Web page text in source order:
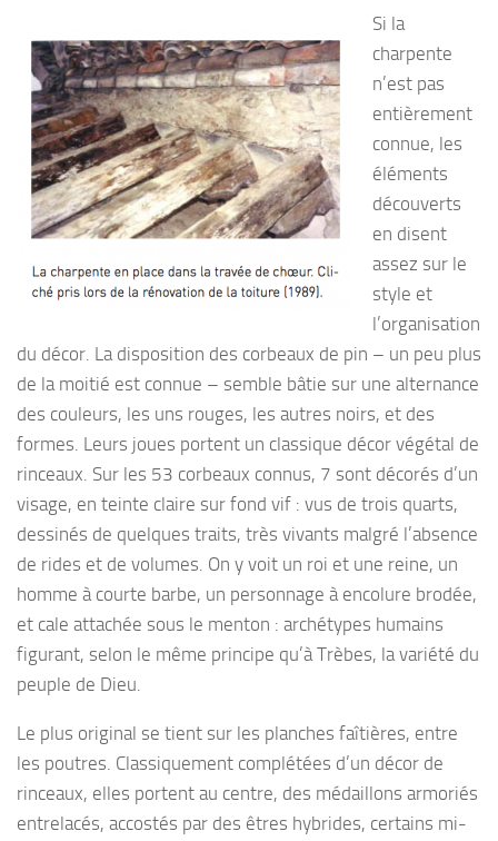
Si la
charpente
n’est pas
entièrement
connue, les
éléments
découverts
en disent
assez sur le
style et
l’organisation
du décor. La disposition des corbeaux de pin – un peu plus
de la moitié est connue – semble bâtie sur une alternance
des couleurs, les uns rouges, les autres noirs, et des
formes. Leurs joues portent un classique décor végétal de
rinceaux. Sur les 53 corbeaux connus, 7 sont décorés d’un
visage, en teinte claire sur fond vif : vus de trois quarts,
dessinés de quelques traits, très vivants malgré l’absence
de rides et de volumes. On y voit un roi et une reine, un
homme à courte barbe, un personnage à encolure brodée,
et cale attachée sous le menton : archétypes humains
figurant, selon le même principe qu’à Trèbes, la variété du
peuple de Dieu.
Le plus original se tient sur les planches faîtières, entre
les poutres. Classiquement complétées d’un décor de
rinceaux, elles portent au centre, des médaillons armoriés
entrelacés, accostés par des êtres hybrides, certains mi-